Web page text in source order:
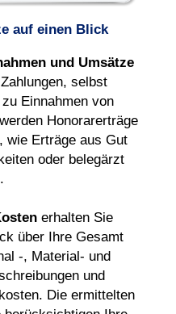
auf einen Blick
und Umsätze
selbst
Einnahmen von
den Honorarerträge
wie Erträge aus Gut
oder belegärzt
erhalten Sie
über Ihre Gesamt
-, Material- und
bungen und
kosten. Die ermittelten